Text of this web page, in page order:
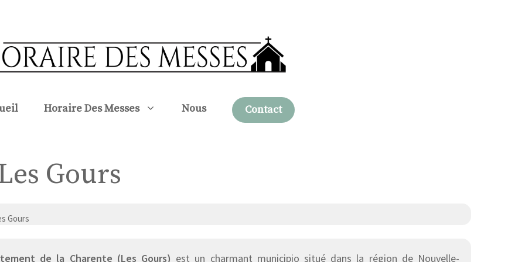
Horaire Des Messes Nous Contact
Gours
Gours
de la Charente (Les Gours) est un charmant municipio situé dans la région de Nouvelle-